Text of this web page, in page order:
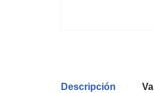
Descripción